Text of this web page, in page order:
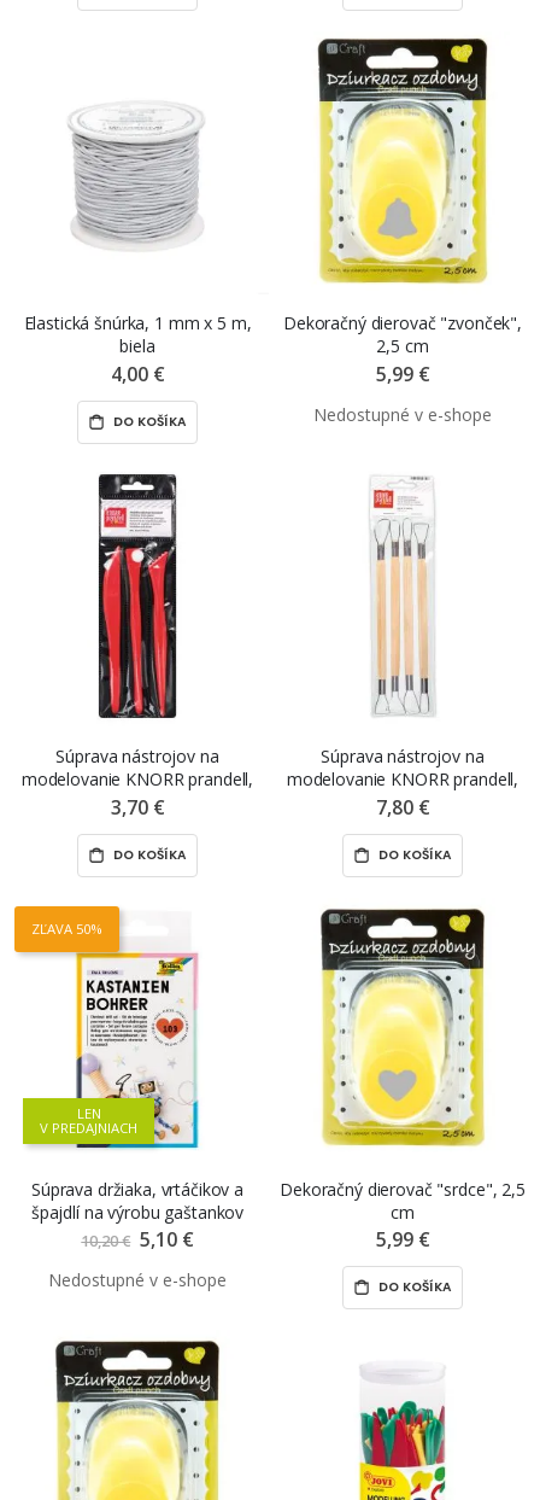
Elastická šnúrka, 1 mm x 5 m,
biela
4,00 €
DO KOŠÍKA
Dekoračný dierovač "zvonček",
2,5 cm
5,99 €
Súprava nástrojov na
modelovanie KNORR prandell,
plastová, 3 ks
3,70 €
DO KOŠÍKA
Súprava nástrojov na
modelovanie KNORR prandell,
drevená 4 ks
7,80 €
DO KOŠÍKA
LEN
V PREDAJNIACH
ZĽAVA 50%
Súprava držiaka, vrtáčikov a
špajdlí na výrobu gaštankov
10,20 € Znížená
cena
5,10 €
Dekoračný dierovač "srdce", 2,5
cm
5,99 €
DO KOŠÍKA